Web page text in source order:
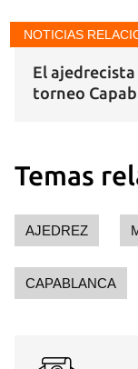
NOTICIAS
El
torneo
Temas
AJEDREZ
CAPABLANCA